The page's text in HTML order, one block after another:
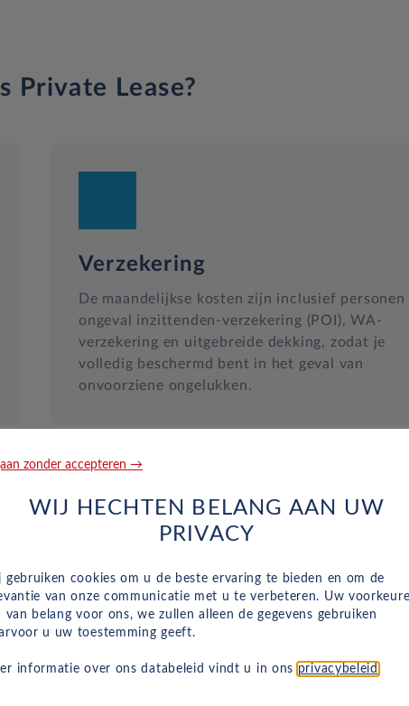
Private Lease?
Verzekering
De maandelijkse kosten zijn inclusief personen
ongeval inzittenden-verzekering (POI), WA-
verzekering en uitgebreide dekking, zodat je
volledig beschermd bent in het geval van
onvoorziene ongelukken.
Reparatie en hulp langs de
Naast het reguliere onderhoud, zijn kleine
reparaties aan glas of vervangende banden ook
dit geregeld met een garage bij jou in de buurt.
zonder accepteren →
WIJ HECHTEN BELANG AAN UW
PRIVACY
gebruiken cookies om u de beste ervaring te bieden en om de
van onze communicatie met u te verbeteren. Uw
van belang voor ons, we zullen alleen de gegevens gebruiken
u uw toestemming geeft.
informatie over ons databeleid vindt u in ons privacybeleid.